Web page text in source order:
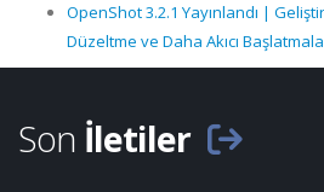
OpenShot 3.2.1 Yayınlandı |
Düzeltme ve Daha Akıcı
Son İletiler